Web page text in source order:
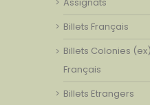
Billets Français
Billets Colonies
Français
Billets Etrangers